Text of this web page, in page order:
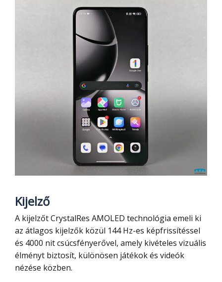
Kijelző
A kijelzőt CrystalRes AMOLED technológia emeli ki
az átlagos kijelzők közül 144 Hz-es képfrissítéssel
és 4000 nit csúcsfényerővel, amely kivételes vizuális
élményt biztosít, különösen játékok és videók
nézése közben.